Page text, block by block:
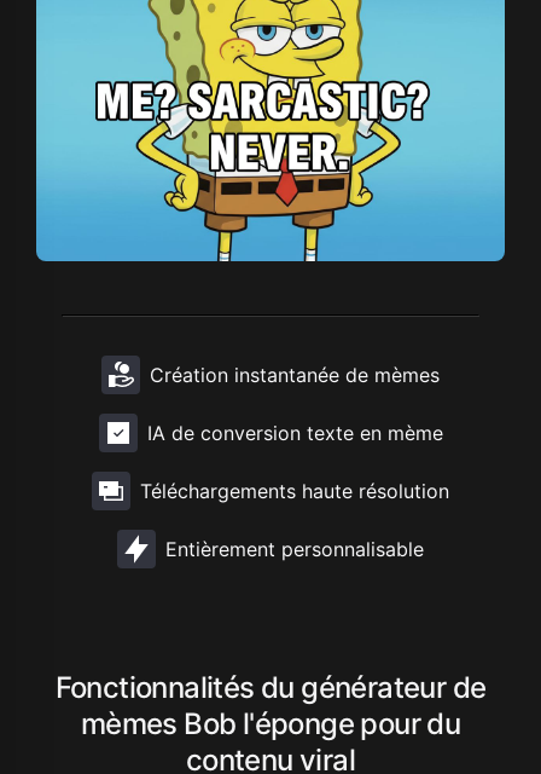
Création instantanée de mèmes
IA de conversion texte en mème
Téléchargements haute résolution
Entièrement personnalisable
Fonctionnalités du générateur de
mèmes Bob l'éponge pour du
contenu viral